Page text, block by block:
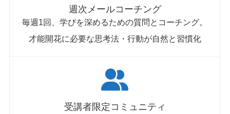
週次メールコーチング
毎週1回、学びを深めるための質問とコーチング。
才能開花に必要な思考法・行動が自然と習慣化
受講者限定コミュニティ